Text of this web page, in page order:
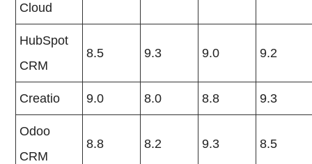
Cloud
HubSpot
CRM
8.5 9.3 9.0 9.2
Creatio 9.0 8.0 8.8 9.3
Odoo
CRM
8.8 8.2 9.3 8.5